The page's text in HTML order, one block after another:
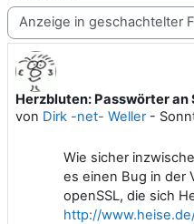
Anzeigemodus
Herzbluten: Passwörter
von Dirk -net- Weller-
Anzahl Antworten: 0
Wie sicher
es einen Bug in der
openSSL, die sich
http://